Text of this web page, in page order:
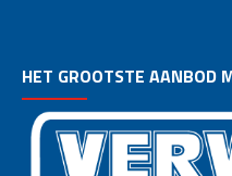
HET GROOTSTE AANBOD